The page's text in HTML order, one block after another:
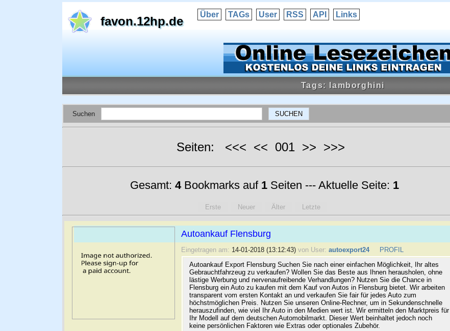
favon.12hp.de Über TAGs User RSS API Links
Tags: lamborghini
Suchen
Seiten: <<< << 001 >> >>>
Gesamt: 4Bookmarks auf 1Seiten --- Aktuelle Seite: 1
Erste Neuer Älter Letzte
Autoankauf Flensburg
Eingetragen am: 14-01-2018 (13:12:43) von User: autoexport24
PROFIL
Autoankauf Export Flensburg Suchen Sie nach einer einfachen Möglichkeit, Ihr altes
Gebrauchtfahrzeug zu verkaufen? Wollen Sie das Beste aus Ihnen herausholen, ohne
lästige Werbung und nervenaufreibende Verhandlungen? Nutzen Sie die Chance in
Flensburg ein Auto zu kaufen mit dem Kauf von Autos in Flensburg bietet. Wir arbeiten
transparent vom ersten Kontakt an und verkaufen Sie fair für jedes Auto zum
höchstmöglichen Preis. Nutzen Sie unseren Online-Rechner, um in Sekundenschnelle
herauszufinden, wie viel Ihr Auto in den Medien wert ist. Wir ermitteln den Marktpreis für
Ihr Modell auf dem deutschen Automobilmarkt. Dieser Wert beinhaltet jedoch noch
keine persönlichen Faktoren wie Extras oder optionales Zubehör.